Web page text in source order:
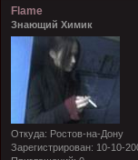
Flame
Знающий Химик
Откуда: Ростов-на-Дону
Зарегистрирован: 10-10-